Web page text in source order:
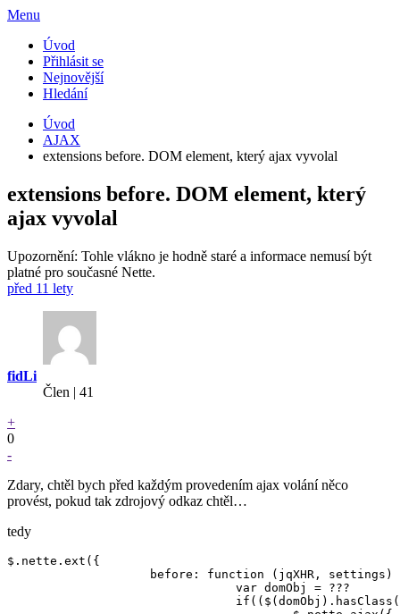
Menu
Úvod
Přihlásit se
Nejnovější
Hledání
Úvod
AJAX
extensions before. DOM element, který ajax vyvolal
extensions before. DOM element, který
ajax vyvolal
Upozornění: Tohle vlákno je hodně staré a informace nemusí být
platné pro současné Nette.
před 11 lety
fidLi
Člen | 41
+
0
-
Zdary, chtěl bych před každým provedením ajax volání něco
provést, pokud tak zdrojový odkaz chtěl…
tedy
$.nette.ext({